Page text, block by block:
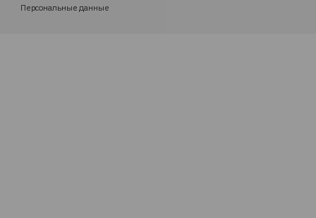
Персональные данные